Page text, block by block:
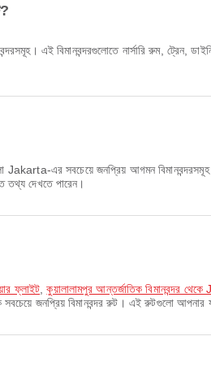
এই বিমানবন্দরগুলোতে নার্সারি রুম, ট্রেন,
Jakarta-এর সবচেয়ে জনপ্রিয় আগমন বিমানবন্দরসমূহ।
তথ্য দেখতে পারেন।
ফ্লাইট ,কুয়ালালামপুর আন্তর্জাতিক বিমানবন্দর
জনপ্রিয় বিমানবন্দর রুট। এই রুটগুলো আপনার